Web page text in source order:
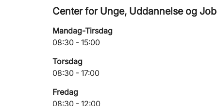
Center for Unge, Uddannelse og Job
Mandag-Tirsdag
08:30 - 15:00
Torsdag
08:30 - 17:00
Fredag
08:30 - 12:00